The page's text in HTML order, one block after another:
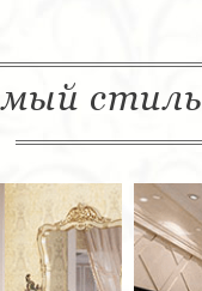
стиль